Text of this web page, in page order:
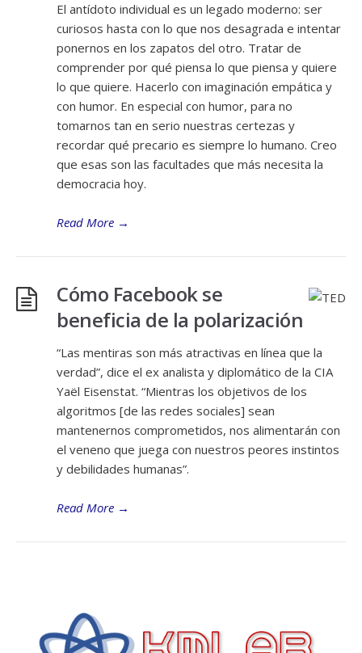
El antídoto individual es un legado moderno: ser
curiosos hasta con lo que nos desagrada e intentar
ponernos en los zapatos del otro. Tratar de
comprender por qué piensa lo que piensa y quiere
lo que quiere. Hacerlo con imaginación empática y
con humor. En especial con humor, para no
tomarnos tan en serio nuestras certezas y
recordar qué precario es siempre lo humano. Creo
que esas son las facultades que más necesita la
democracia hoy.
Read More →
Cómo Facebook se
beneficia de la polarización
“Las mentiras son más atractivas en línea que la
verdad”, dice el ex analista y diplomático de la CIA
Yaël Eisenstat. “Mientras los objetivos de los
algoritmos [de las redes sociales] sean
mantenernos comprometidos, nos alimentarán con
el veneno que juega con nuestros peores instintos
y debilidades humanas”.
Read More →